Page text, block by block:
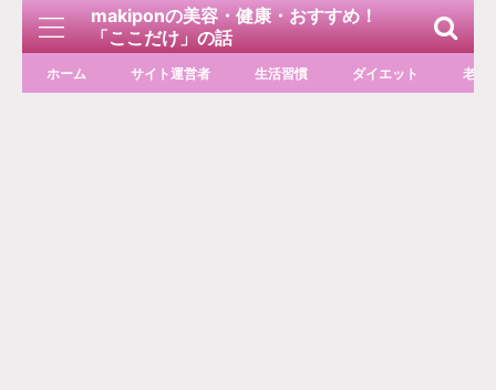
makiponの美容・健康・おすすめ！
「ここだけ」の話
ホーム サイト運営者 生活習慣 ダイエット 老化